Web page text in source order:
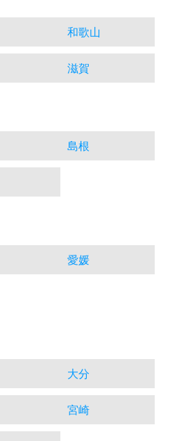
和歌山
滋賀
島根
愛媛
大分
宮崎